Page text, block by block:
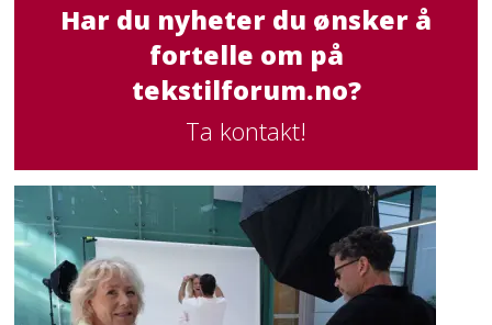
Har du nyheter du ønsker å
fortelle om på
tekstilforum.no?
Ta kontakt!